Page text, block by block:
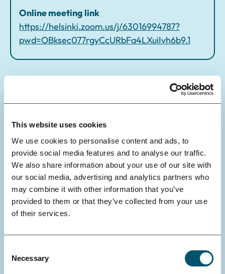
This website uses cookies
We use cookies to personalise content and ads, to
provide social media features and to analyse our traffic.
We also share information about your use of our site with
our social media, advertising and analytics partners who
may combine it with other information that you’ve
provided to them or that they’ve collected from your use
of their services.
Selection
Necessary
s
n
e
e
t
Online meeting link
https://helsinki.zoom.us/j/63016994787?
pwd=OBksec077rgyCcURbFa4LXuiIvh6b9.1
4.6.2026